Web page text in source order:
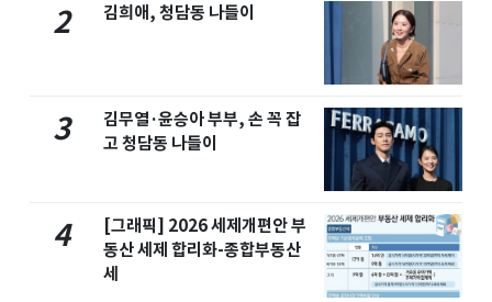
2 김희애, 청담동 나들이
3
김무열·윤승아 부부, 손 꼭 잡
고 청담동 나들이
4
[그래픽] 2026 세제개편안 부
동산 세제 합리화-종합부동산
세